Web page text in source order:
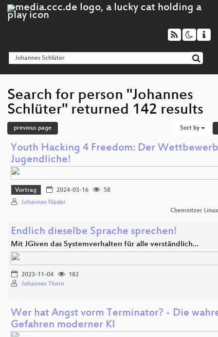
Search for person "Johannes
Schlüter" returned 142 results
previous page Sort by
Youth Hacking 4 Freedom: Der
Jugendliche!
Vortrag 2024-03-16
58
Johannes Näder
Chemnitzer
Endlich dieselbe Sprache sprechen!
Mit JGiven das Systemverhalten für alle verständlich…
2023-11-04
182
Johannes Thorn
Wer hat Angst vorm Terminator? - Die
Gefahren moderner KI